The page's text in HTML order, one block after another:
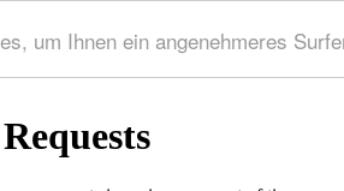
um Ihnen ein angenehmeres